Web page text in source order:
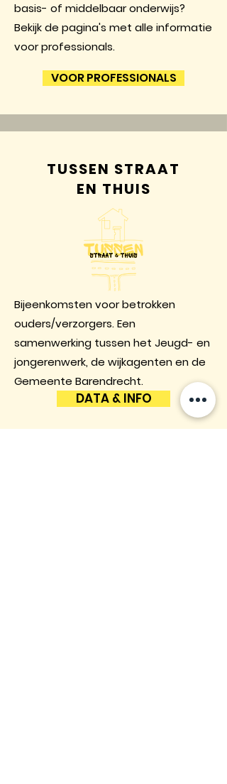
basis- of middelbaar onderwijs?
Bekijk de pagina's met alle informatie
voor professionals.
VOOR PROFESSIONALS
TUSSEN STRAAT
EN THUIS
Bijeenkomsten voor betrokken
ouders/verzorgers. Een
samenwerking tussen het Jeugd- en
jongerenwerk, de wijkagenten en de
Gemeente Barendrecht.
DATA & INFO